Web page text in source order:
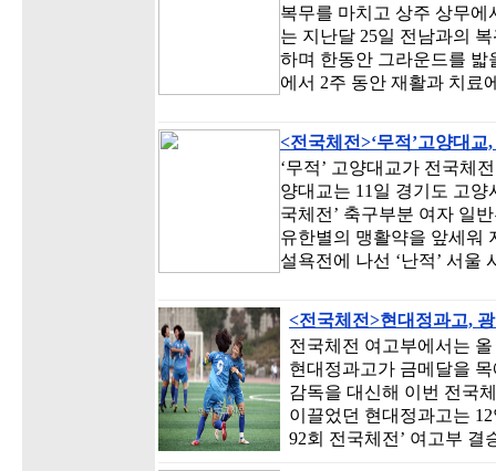
복무를 마치고 상주 상무
는 지난달 25일 전남과의
하며 한동안 그라운드를 밟
에서 2주 동안 재활과 치료
<전국체전>‘무적’고양대
‘무적’ 고양대교가 전국체
양대교는 11일 경기도 고양
국체전’ 축구부분 여자 일
유한별의 맹활약을 앞세워
설욕전에 나선 ‘난적’ 서울
<전국체전>현대정과고,
전국체전 여고부에서는
현대정과고가 금메달을
감독을 대신해 이번 전국
이끌었던 현대정과고는
92회 전국체전’ 여고부